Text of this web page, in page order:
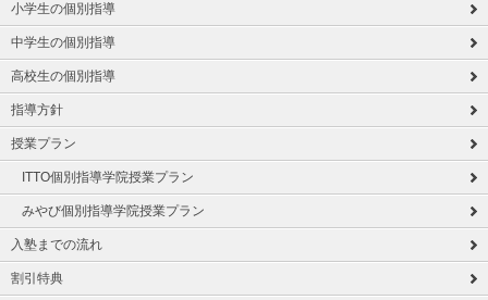
小学生の個別指導
中学生の個別指導
高校生の個別指導
指導方針
授業プラン
ITTO個別指導学院授業プラン
みやび個別指導学院授業プラン
入塾までの流れ
割引特典